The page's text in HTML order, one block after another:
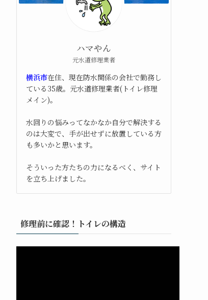
ハマやん
元水道修理業者
横浜市在住、現在防水関係の会社で勤務し
ている35歳。元水道修理業者(トイレ修理
メイン)。
水回りの悩みってなかなか自分で解決する
のは大変で、手が出せずに放置している方
も多いかと思います。
そういった方たちの力になるべく、サイト
を立ち上げました。
修理前に確認！トイレの構造